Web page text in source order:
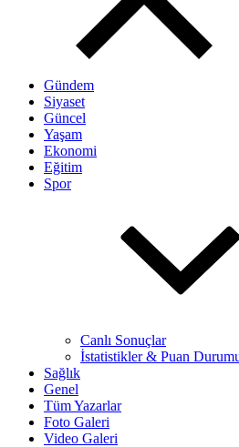
Gündem
Siyaset
Güncel
Yaşam
Ekonomi
Eğitim
Spor
Canlı Sonuçlar
İstatistikler & Puan
Sağlık
Genel
Tüm Yazarlar
Foto Galeri
Video Galeri